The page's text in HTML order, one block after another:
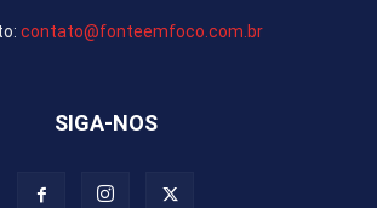
contato@fonteemfoco.com.br
SIGA-NOS